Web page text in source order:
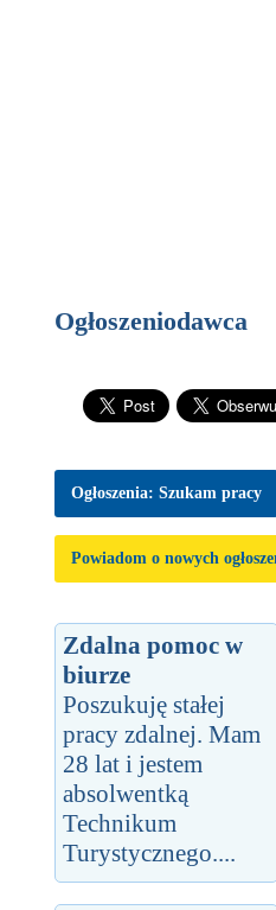
Ogłoszeniodawca
Ogłoszenia: Szukam pracy
Powiadom o nowych
Zdalna pomoc w
biurze
Poszukuję stałej
pracy zdalnej. Mam
28 lat i jestem
absolwentką
Technikum
Turystycznego....